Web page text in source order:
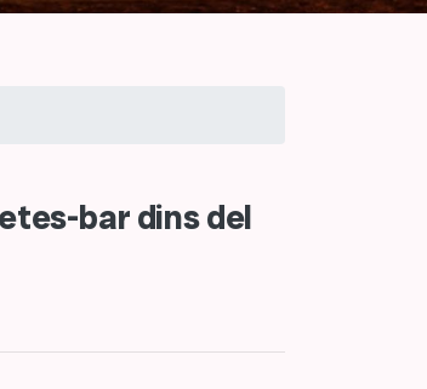
bar dins del